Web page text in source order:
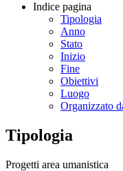
Indice pagina
Tipologia
Anno
Stato
Inizio
Fine
Obiettivi
Luogo
Organizzato
Tipologia
Progetti area umanistica